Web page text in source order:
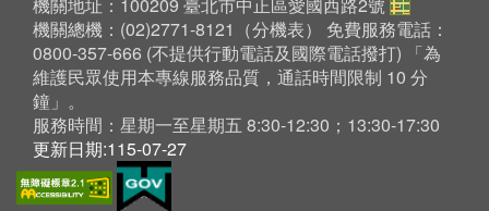
機關總機：(02)2771-8121（分機表） 免費服務電話：
0800-357-666 (不提供行動電話及國際電話撥打) 「為
維護民眾使用本專線服務品質，通話時間限制 10 分
鐘」。
服務時間：星期一至星期五 8:30-12:30；13:30-17:30
更新日期:115-07-27